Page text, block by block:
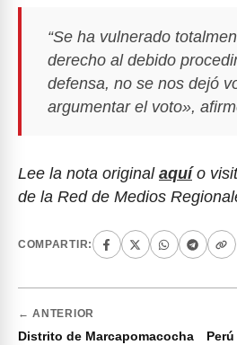
“Se ha vulnerado
derecho al debido
defensa, no se nos dejó
argumentar el voto»,
Lee la nota original aquío
de la Red de Medios
COMPARTIR:
← ANTERIOR
Distrito de Marcapomacocha